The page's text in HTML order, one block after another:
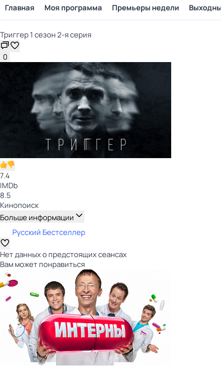
Главная Моя программа Премьеры недели
Триггер 1 сезон 2-я серия
0
7.4
IMDb
8.5
Кинопоиск
Больше информации
Русский Бестселлер
Нет данных о предстоящих сеансах
Вам может понравиться